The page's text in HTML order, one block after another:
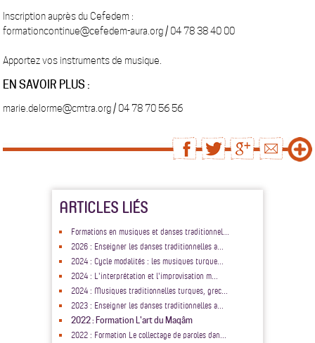
Inscription auprès du Cefedem :
formationcontinue@cefedem-aura.org / 04 78 38 40 00
Apportez vos instruments de musique.
EN SAVOIR PLUS :
marie.delorme@cmtra.org / 04 78 70 56 56
ARTICLES LIÉS
Formations en musiques et danses traditionnel...
2026 : Enseigner les danses traditionnelles a...
2024 : Cycle modalités : les musiques turque...
2024 : L'interprétation et l'improvisation m...
2024 : Musiques traditionnelles turques, grec...
2023 : Enseigner les danses traditionnelles a...
2022 : Formation L'art du Maqâm
2022 : Formation Le collectage de paroles dan...